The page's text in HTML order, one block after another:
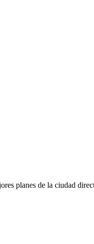
planes de la ciudad